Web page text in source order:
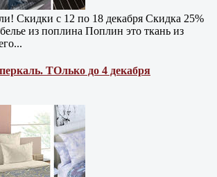
Скидки с 12 по 18 декабря Скидка 25%
из поплина Поплин это ткань из
ТОлько до 4 декабря